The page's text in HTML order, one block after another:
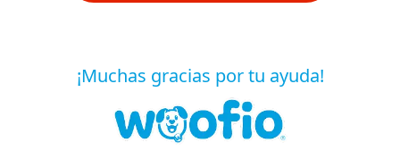
¡Muchas gracias por tu ayuda!